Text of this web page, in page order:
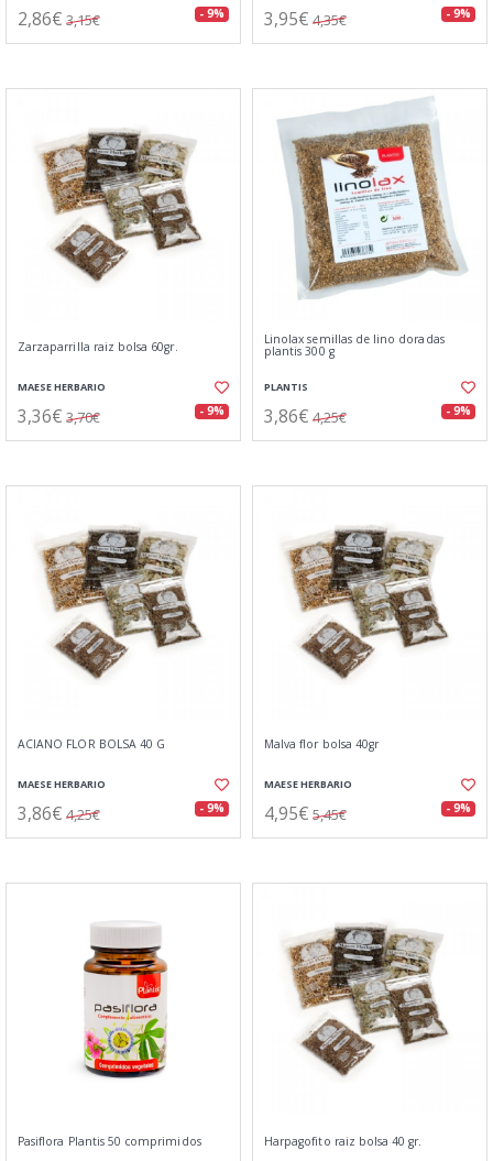
2,86€ 3,15€ - 9% 3,95€ 4,35€ - 9%
Zarzaparrilla raiz bolsa 60gr.
MAESE HERBARIO
3,36€ 3,70€ - 9%
Linolax semillas de lino doradas
plantis 300 g
PLANTIS
3,86€ 4,25€ - 9%
ACIANO FLOR BOLSA 40 G
MAESE HERBARIO
3,86€ 4,25€ - 9%
Malva flor bolsa 40gr
MAESE HERBARIO
4,95€ 5,45€ - 9%
Pasiflora Plantis 50 comprimidos Harpagofito raiz bolsa 40 gr.